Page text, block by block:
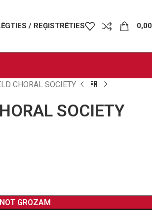
/ REĢISTRĒTIES 0,00
CHORAL SOCIETY
SOCIETY
GROZAM